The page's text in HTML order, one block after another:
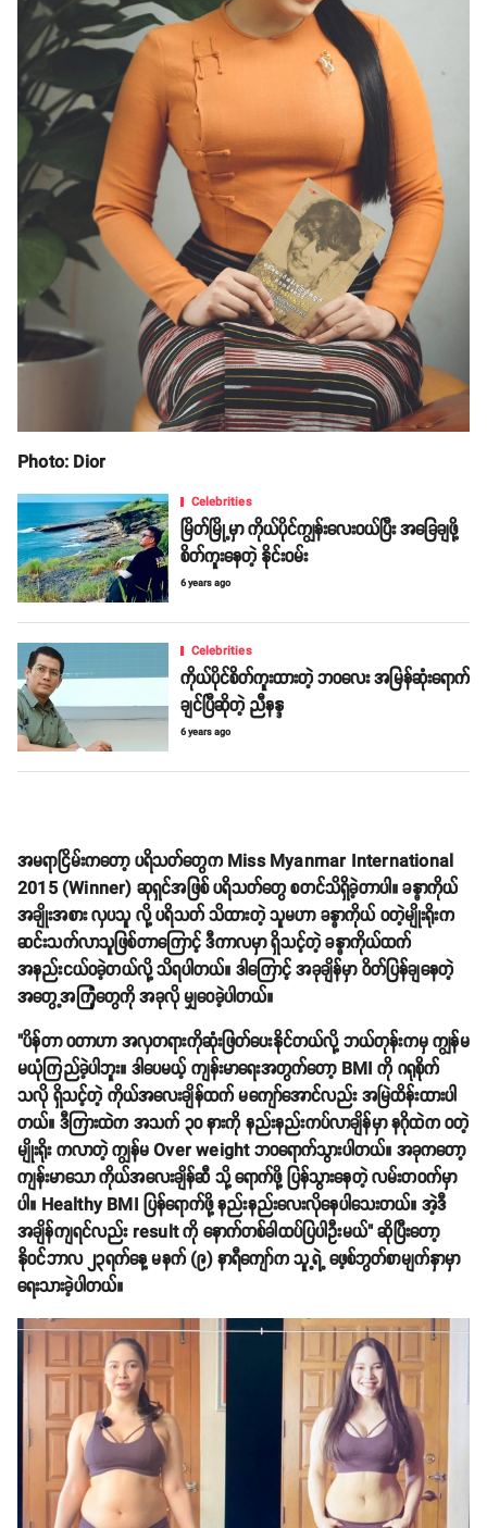
Photo: Dior
Celebrities
မြိတ်မြို့မှာ ကိုယ်ပိုင်ကျွန်းလေးဝယ်ပြီး အခြေချဖို့
စိတ်ကူးနေတဲ့ နိုင်းဝမ်း
6 years ago
Celebrities
ကိုယ်ပိုင်စိတ်ကူးထားတဲ့ ဘဝလေး အမြန်ဆုံးရောက်
ချင်ပြီဆိုတဲ့ ညီနန္ဒ
6 years ago
အမရာငြိမ်းကတော့ ပရိသတ်တွေက Miss Myanmar International
2015 (Winner) ဆုရှင်အဖြစ် ပရိသတ်တွေ စတင်သိရှိခဲ့တာပါ။ ခန္ဓာကိုယ်
အချိုးအစား လှပသူ လို့ ပရိသတ် သိထားတဲ့ သူမဟာ ခန္ဓာကိုယ် ဝတဲ့မျိုးရိုးက
ဆင်းသက်လာသူဖြစ်တာကြောင့် ဒီကာလမှာ ရှိသင့်တဲ့ ခန္ဓာကိုယ်ထက်
အနည်းငယ်ဝခဲ့တယ်လို့ သိရပါတယ်။ ဒါကြောင့် အခုချိန်မှာ ဝိတ်ပြန်ချနေတဲ့
အတွေ့အကြုံတွေကို အခုလို မျှဝေခဲ့ပါတယ်။
"ပိန်တာ ဝတာဟာ အလှတရားကိုဆုံးဖြတ်ပေးနိုင်တယ်လို့ ဘယ်တုန်းကမှ ကျွန်မ
မယုံကြည်ခဲ့ပါဘူး။ ဒါပေမယ့် ကျန်းမာရေးအတွက်တော့ BMI ကို ဂရုစိုက်
သလို ရှိသင့်တဲ့ ကိုယ်အလေးချိန်ထက် မကျော်အောင်လည်း အမြဲထိန်းထားပါ
တယ်။ ဒီကြားထဲက အသက် ၃၀ နားကို နည်းနည်းကပ်လာချိန်မှာ နဂိုထဲက ဝတဲ့
မျိုးရိုး ကလာတဲ့ ကျွန်မ Over weight ဘဝရောက်သွားပါတယ်။ အခုကတော့
ကျန်းမာသော ကိုယ်အလေးချိန်ဆီ သို့ ရောက်ဖို့ ပြန်သွားနေတဲ့ လမ်းတဝက်မှာ
ပါ။ Healthy BMI ပြန်ရောက်ဖို့ နည်းနည်းလေးလိုနေပါသေးတယ်။ အဲ့ဒီ
အချိန်ကျရင်လည်း result ကို နောက်တစ်ခါထပ်ပြပါဦးမယ်" ဆိုပြီးတော့
နိုဝင်ဘာလ ၂၃ရက်နေ့ မနက် (၉) နာရီကျော်က သူ့ရဲ့ ဖေ့စ်ဘွတ်စာမျက်နှာမှာ
ရေးသားခဲ့ပါတယ်။